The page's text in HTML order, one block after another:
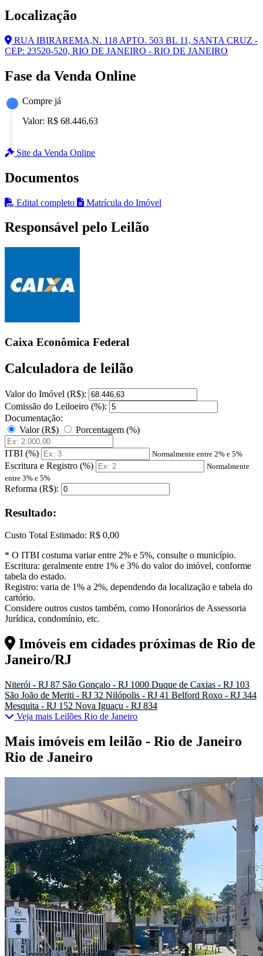
Localização
RUA IBIRAREMA,N. 118 APTO. 503 BL 11, SANTA CRUZ -
CEP: 23520-520, RIO DE JANEIRO - RIO DE JANEIRO
Fase da Venda Online
Compre já
Valor: R$ 68.446,63
Site da Venda Online
Documentos
Edital completo Matrícula do Imóvel
Responsável pelo Leilão
Caixa Econômica Federal
Calculadora de leilão
Valor do Imóvel (R$):
Comissão do Leiloeiro (%):
Documentação:
Valor (R$)
Porcentagem (%)
ITBI (%) Normalmente entre 2% e 5%
Escritura e Registro (%)
Normalmente
entre 3% e 5%
Reforma (R$):
Resultado:
Custo Total Estimado: R$ 0,00
* O ITBI costuma variar entre 2% e 5%, consulte o município.
Escritura: geralmente entre 1% e 3% do valor do imóvel, conforme
tabela do estado.
Registro: varia de 1% a 2%, dependendo da localização e tabela do
cartório.
Considere outros custos também, como Honorários de Assessoria
Jurídica, condomínio, etc.
Imóveis em cidades próximas de Rio de
Janeiro/RJ
Niterói - RJ 87 São Gonçalo - RJ 1000 Duque de Caxias - RJ 103
São João de Meriti - RJ 32 Nilópolis - RJ 41 Belford Roxo - RJ 344
Mesquita - RJ 152 Nova Iguaçu - RJ 834
Veja mais Leilões Rio de Janeiro
Mais imóveis em leilão - Rio de Janeiro
Rio de Janeiro